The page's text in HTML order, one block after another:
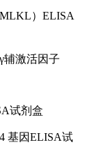
MLKL）ELISA
辅激活因子
试剂盒
基因ELISA试